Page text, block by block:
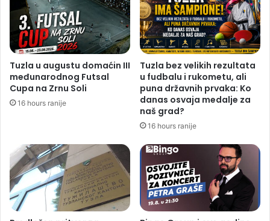
Tuzla u augustu domaćin III
međunarodnog Futsal
Cupa na Zrnu Soli
16 hours ranije
Tuzla bez velikih rezultata
u fudbalu i rukometu, ali
puna državnih prvaka: Ko
danas osvaja medalje za
naš grad?
16 hours ranije